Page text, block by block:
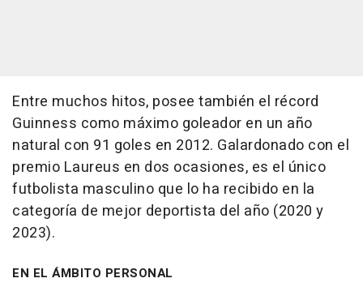
Entre muchos hitos, posee también el récord
Guinness como máximo goleador en un año
natural con 91 goles en 2012. Galardonado con el
premio Laureus en dos ocasiones, es el único
futbolista masculino que lo ha recibido en la
categoría de mejor deportista del año (2020 y
2023).
EN EL ÁMBITO PERSONAL